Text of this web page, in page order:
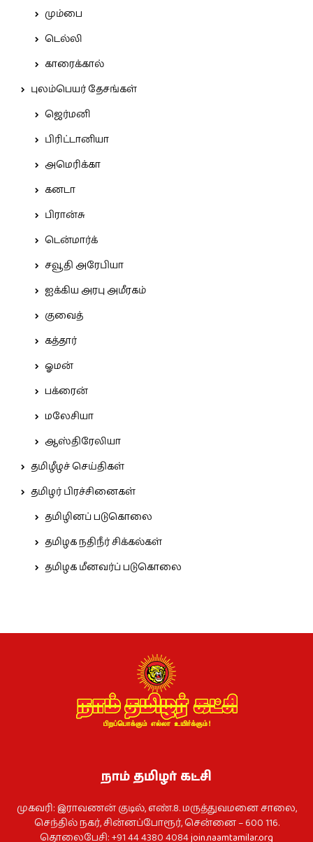
மும்பை
டெல்லி
காரைக்கால்
புலம்பெயர் தேசங்கள்
ஜெர்மனி
பிரிட்டானியா
அமெரிக்கா
கனடா
பிரான்சு
டென்மார்க்
சவூதி அரேபியா
ஐக்கிய அரபு அமீரகம்
குவைத்
கத்தார்
ஓமன்
பக்ரைன்
மலேசியா
ஆஸ்திரேலியா
தமிழீழச் செய்திகள்
தமிழர் பிரச்சினைகள்
தமிழினப் படுகொலை
தமிழக நதிநீர் சிக்கல்கள்
தமிழக மீனவர்ப் படுகொலை
நாம் தமிழர் கட்சி
முகவரி: இராவணன் குடில், எண்.8. மருத்துவமனை சாலை,
செந்தில் நகர், சின்னப்போரூர், சென்னை – 600 116.
தொலைபேசி: +91 44 4380 4084join.naamtamilar.org